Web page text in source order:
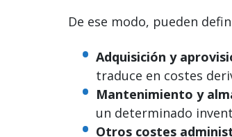
De ese modo, pueden
Adquisición y
traduce en costes
Mantenimiento y
un determinado
Otros costes